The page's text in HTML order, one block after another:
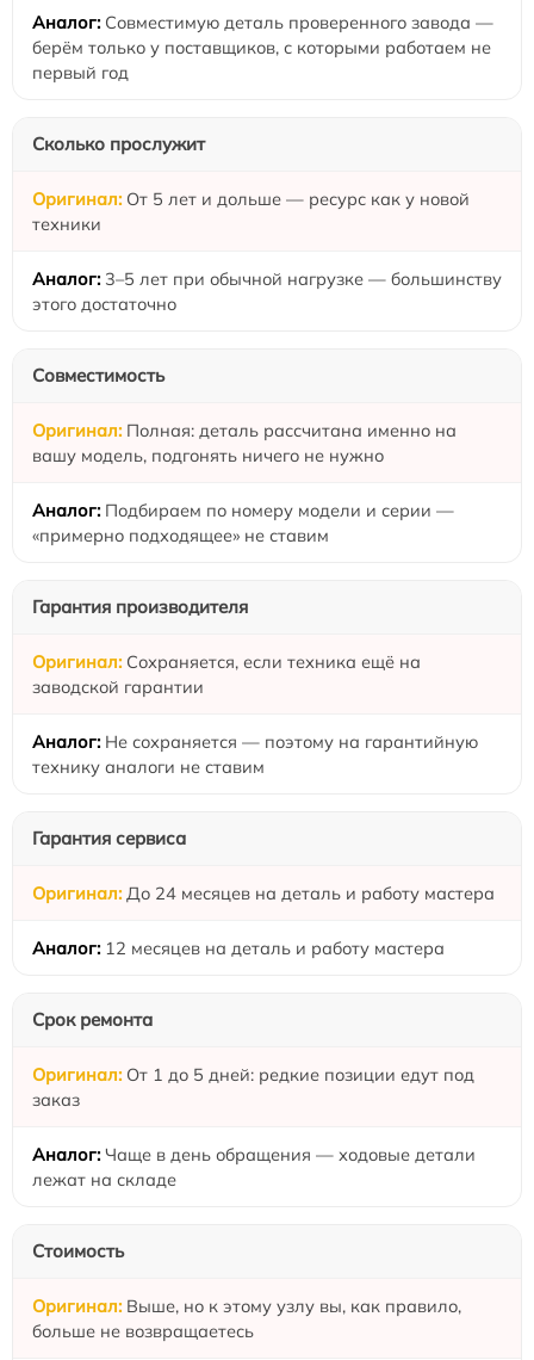
Совместимую деталь проверенного завода —
берём только у поставщиков, с которыми работаем не
первый год
Сколько прослужит
От 5 лет и дольше — ресурс как у новой
техники
3–5 лет при обычной нагрузке — большинству
этого достаточно
Совместимость
Полная: деталь рассчитана именно на
вашу модель, подгонять ничего не нужно
Подбираем по номеру модели и серии —
«примерно подходящее» не ставим
Гарантия производителя
Сохраняется, если техника ещё на
заводской гарантии
Не сохраняется — поэтому на гарантийную
технику аналоги не ставим
Гарантия сервиса
До 24 месяцев на деталь и работу мастера
12 месяцев на деталь и работу мастера
Срок ремонта
От 1 до 5 дней: редкие позиции едут под
заказ
Чаще в день обращения — ходовые детали
лежат на складе
Стоимость
Выше, но к этому узлу вы, как правило,
больше не возвращаетесь